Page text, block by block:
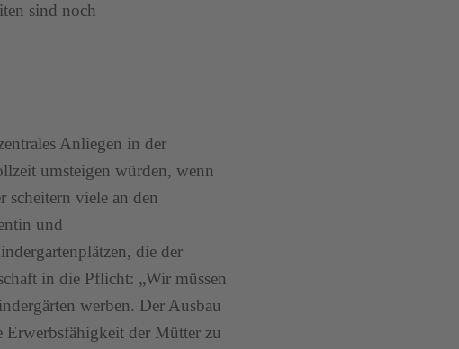
sind noch
Anliegen in der
umsteigen würden, wenn
scheitern viele an den
und
die der
in die Pflicht: „Wir müssen
werben. Der Ausbau
Erwerbsfähigkeit der Mütter zu